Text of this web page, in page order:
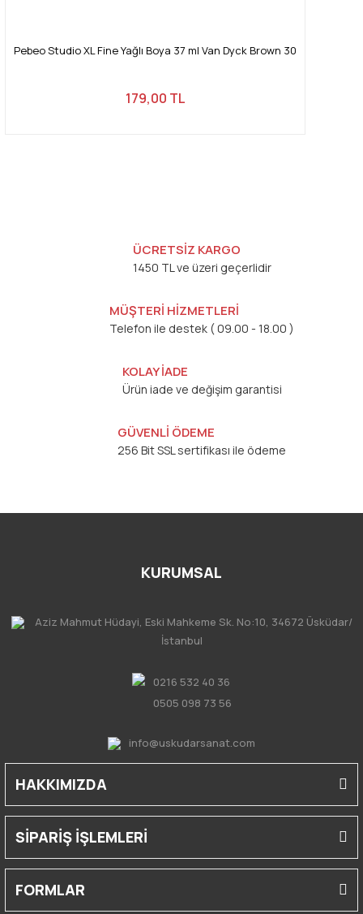
Pebeo Studio XL Fine Yağlı Boya 37 ml Van Dyck Brown 30
179,00 TL
ÜCRETSİZ KARGO
1450 TL ve üzeri geçerlidir
MÜŞTERİ HİZMETLERİ
Telefon ile destek ( 09.00 - 18.00 )
KOLAY İADE
Ürün iade ve değişim garantisi
GÜVENLİ ÖDEME
256 Bit SSL sertifikası ile ödeme
KURUMSAL
Aziz Mahmut Hüdayi, Eski Mahkeme Sk. No:10, 34672 Üsküdar/
İstanbul
0216 532 40 36
0505 098 73 56
info@uskudarsanat.com
HAKKIMIZDA
SİPARİŞ İŞLEMLERİ
FORMLAR